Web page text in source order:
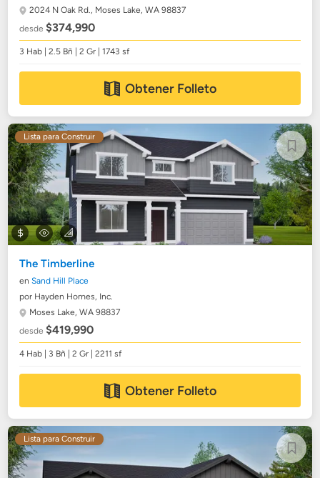
2024 N Oak Rd., Moses Lake, WA 98837
desde$374,990
3 Hab | 2.5 Bñ | 2 Gr | 1743 sf
Obtener Folleto
Lista para Construir
The Timberline
enSand Hill Place
por Hayden Homes, Inc.
Moses Lake, WA 98837
desde$419,990
4 Hab | 3 Bñ | 2 Gr | 2211 sf
Obtener Folleto
Lista para Construir